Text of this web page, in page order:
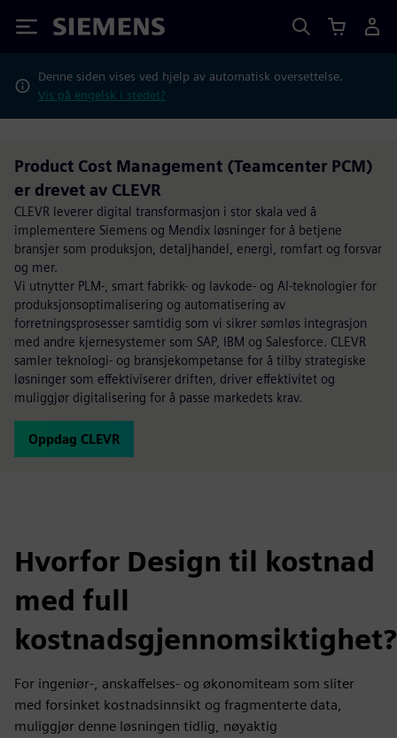
Siemens
Denne siden vises ved hjelp av automatisk oversettelse.
Vis på engelsk i stedet?
Product Cost Management (Teamcenter PCM)
er drevet av CLEVR
CLEVR leverer digital transformasjon i stor skala ved å
implementere Siemens og Mendix løsninger for å betjene
bransjer som produksjon, detaljhandel, energi, romfart og forsvar
og mer.
Vi utnytter PLM-, smart fabrikk- og lavkode- og AI-teknologier for
produksjonsoptimalisering og automatisering av
forretningsprosesser samtidig som vi sikrer sømløs integrasjon
med andre kjernesystemer som SAP, IBM og Salesforce. CLEVR
samler teknologi- og bransjekompetanse for å tilby strategiske
løsninger som effektiviserer driften, driver effektivitet og
muliggjør digitalisering for å passe markedets krav.
Oppdag CLEVR
Hvorfor Design til kostnad
med full
kostnadsgjennomsiktighet?
For ingeniør-, anskaffelses- og økonomiteam som sliter
med forsinket kostnadsinnsikt og fragmenterte data,
muliggjør denne løsningen tidlig, nøyaktig